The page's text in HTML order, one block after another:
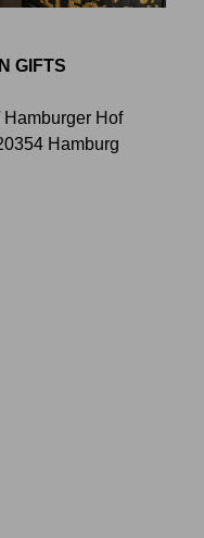
GIFTS
Hamburger Hof
Hamburg